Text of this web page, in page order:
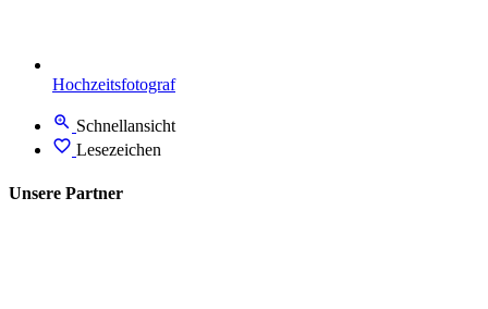
Hochzeitsfotograf
Schnellansicht
Lesezeichen
Unsere Partner